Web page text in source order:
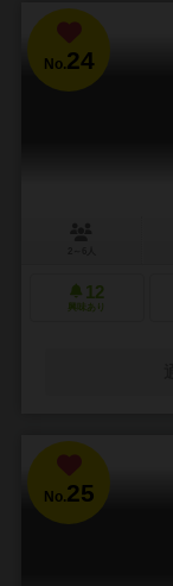
No.24
12
興味あり
No.25